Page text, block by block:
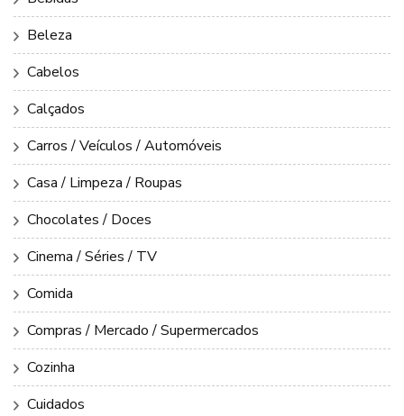
Beleza
Cabelos
Calçados
Carros / Veículos / Automóveis
Casa / Limpeza / Roupas
Chocolates / Doces
Cinema / Séries / TV
Comida
Compras / Mercado / Supermercados
Cozinha
Cuidados